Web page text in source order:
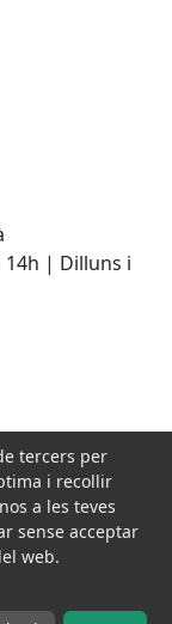
14h | Dilluns i
tercers per
i recollir
a les teves
sense acceptar
web.